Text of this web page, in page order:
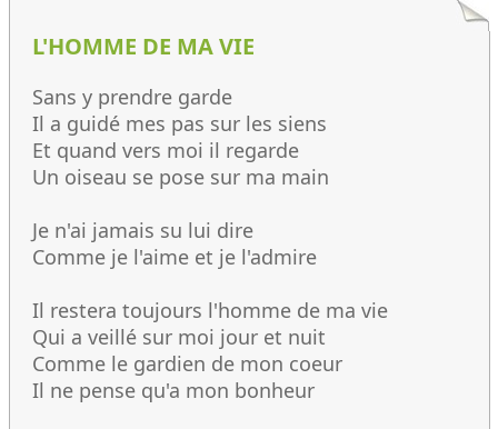
L'HOMME DE MA VIE
Sans y prendre garde
Il a guidé mes pas sur les siens
Et quand vers moi il regarde
Un oiseau se pose sur ma main
Je n'ai jamais su lui dire
Comme je l'aime et je l'admire
Il restera toujours l'homme de ma vie
Qui a veillé sur moi jour et nuit
Comme le gardien de mon coeur
Il ne pense qu'a mon bonheur